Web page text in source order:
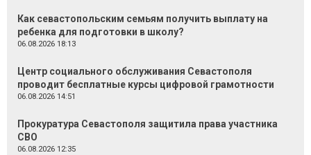
Как севастопольским семьям получить выплату на
ребенка для подготовки в школу?
06.08.2026 18:13
Центр социального обслуживания Севастополя
проводит бесплатные курсы цифровой грамотности
06.08.2026 14:51
Прокуратура Севастополя защитила права участника
СВО
06.08.2026 12:35